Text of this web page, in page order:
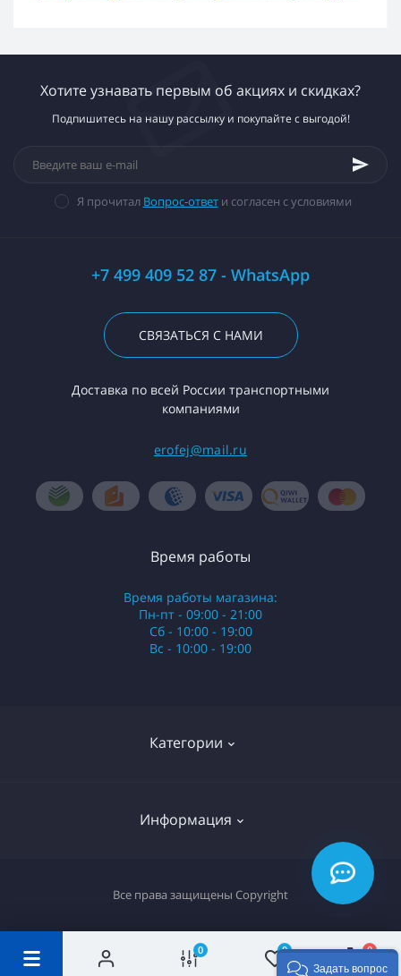
0 0 0
Хотите узнавать первым об акциях и скидках?
Подпишитесь на нашу рассылку и покупайте с выгодой!
Я прочитал Вопрос-ответи согласен с условиями
+7 499 409 52 87 - WhatsApp
СВЯЗАТЬСЯ С НАМИ
Доставка по всей России транспортными
компаниями
erofej@mail.ru
Категории
Российские сигареты
Информация
Вопрос-ответ
Время работы
Время работы магазина:
Пн-пт - 09:00 - 21:00
Сб - 10:00 - 19:00
Вс - 10:00 - 19:00
Все права защищены Copyright
Задать вопрос